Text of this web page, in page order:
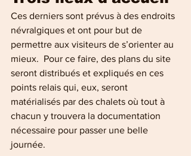
Ces derniers sont prévus à des endroits
névralgiques et ont pour but de
permettre aux visiteurs de s’orienter au
mieux.  Pour ce faire, des plans du site
seront distribués et expliqués en ces
points relais qui, eux, seront
matérialisés par des chalets où tout à
chacun y trouvera la documentation
nécessaire pour passer une belle
journée.